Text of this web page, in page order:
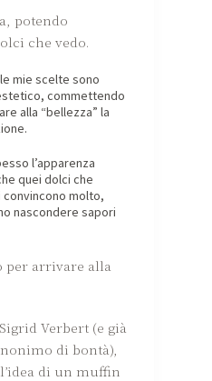
potendo
che vedo.
mie scelte sono
commettendo
alla “bellezza” la
l’apparenza
quei dolci che
molto,
nascondere sapori
per arrivare alla
Verbert (e già
di bontà),
di un muffin